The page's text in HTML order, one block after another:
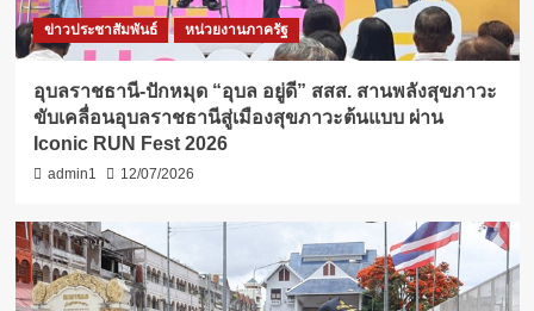
ข่าวประชาสัมพันธ์ หน่วยงานภาครัฐ
อุบลราชธานี-ปักหมุด “อุบล อยู่ดี” สสส. สานพลังสุขภาวะ
ขับเคลื่อนอุบลราชธานีสู่เมืองสุขภาวะต้นแบบ ผ่าน
Iconic RUN Fest 2026
admin1 12/07/2026